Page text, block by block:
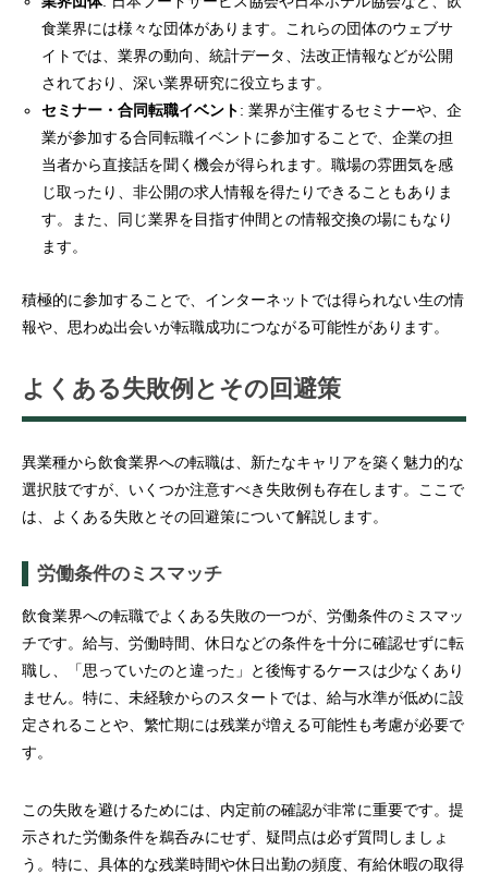
食業界には様々な団体があります。これらの団体のウェブサ
イトでは、業界の動向、統計データ、法改正情報などが公開
されており、深い業界研究に役立ちます。
セミナー・合同転職イベント: 業界が主催するセミナーや、企
業が参加する合同転職イベントに参加することで、企業の担
当者から直接話を聞く機会が得られます。職場の雰囲気を感
じ取ったり、非公開の求人情報を得たりできることもありま
す。また、同じ業界を目指す仲間との情報交換の場にもなり
ます。
積極的に参加することで、インターネットでは得られない生の情
報や、思わぬ出会いが転職成功につながる可能性があります。
よくある失敗例とその回避策
異業種から飲食業界への転職は、新たなキャリアを築く魅力的な
選択肢ですが、いくつか注意すべき失敗例も存在します。ここで
は、よくある失敗とその回避策について解説します。
労働条件のミスマッチ
飲食業界への転職でよくある失敗の一つが、労働条件のミスマッ
チです。給与、労働時間、休日などの条件を十分に確認せずに転
職し、「思っていたのと違った」と後悔するケースは少なくあり
ません。特に、未経験からのスタートでは、給与水準が低めに設
定されることや、繁忙期には残業が増える可能性も考慮が必要で
す。
この失敗を避けるためには、内定前の確認が非常に重要です。提
示された労働条件を鵜呑みにせず、疑問点は必ず質問しましょ
う。特に、具体的な残業時間や休日出勤の頻度、有給休暇の取得